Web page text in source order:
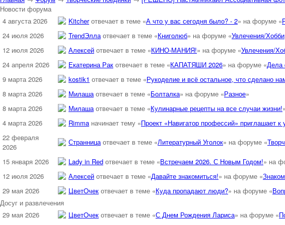
Новости форума
4 августа 2026
Kitcherотвечает в теме «А что у вас сегодня было? - 2» на форуме «
24 июля 2026
TrendЭллаотвечает в теме «Книголюб» на форуме «Увлечения/Хобби
12 июля 2026
Алексей отвечает в теме «КИНО-МАНИЯ!» на форуме «Увлечения/
24 апреля 2026
Екатерина Рак отвечает в теме «КАПАТЯШИ 2026» на форуме «Дела
9 марта 2026
kostik1 отвечает в теме «Рукоделие и всё остальное, что сделано
8 марта 2026
Милашаотвечает в теме «Болталка» на форуме «Разное»
8 марта 2026
Милашаотвечает в теме «Кулинарные рецепты на все случаи жизни!
4 марта 2026
Rimma начинает тему «Проект «Навигатор профессий» приглашает
22 февраля
2026
Странницаотвечает в теме «Литературный Уголок» на форуме «
15 января 2026 Lady in Red отвечает в теме «Встречаем 2026. С Новым Годом!» на
12 июля 2026
Алексей отвечает в теме «Давайте знакомиться!» на форуме «
29 мая 2026
ЦветOчек отвечает в теме «Куда пропадают люди?» на форуме «
Досуг и развлечения
29 мая 2026
ЦветOчек отвечает в теме «С Днем Рождения Лариса» на форуме «